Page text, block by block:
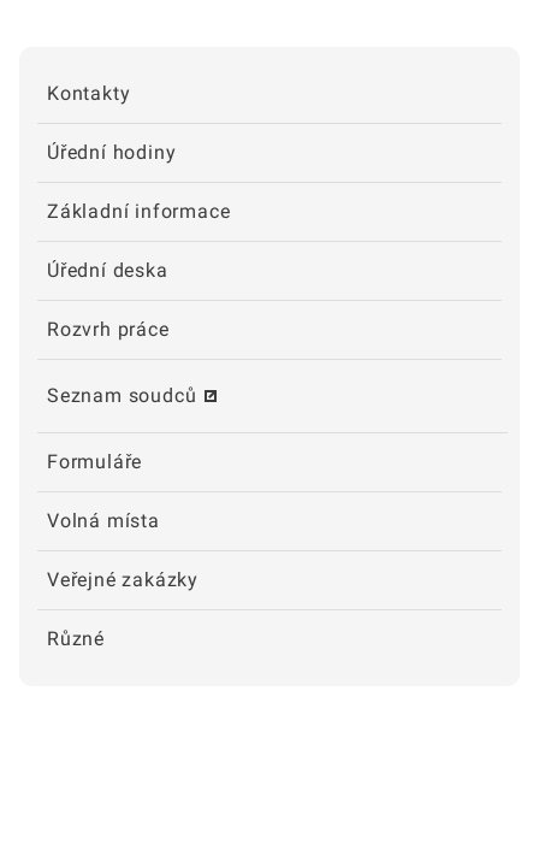
Kontakty
Úřední hodiny
Základní informace
Úřední deska
Rozvrh práce
Seznam soudců
Formuláře
Volná místa
Veřejné zakázky
Různé